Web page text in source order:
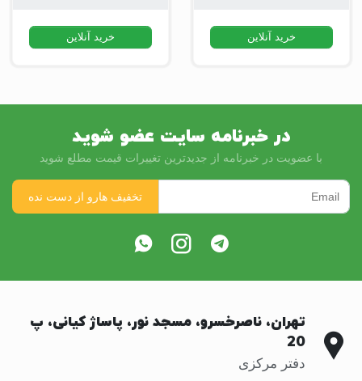
خرید آنلاین خرید آنلاین
در خبرنامه سایت عضو شوید
با عضویت در خبرنامه از جدیدترین تغییرات قیمت مطلع شوید
تهران، ناصرخسرو، مسجد نور، پاساژ کیانی، پ
20
دفتر مرکزی